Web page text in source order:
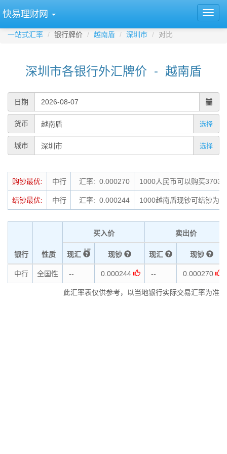
快易理财网
一站式汇率 银行牌价 越南盾 深圳市 对比
深圳市各银行外汇牌价 - 越南盾
日期
货币 选择
城市 选择
购钞最优: 中行 汇率: 0.000270 1000人民币可以购买
结钞最优: 中行 汇率: 0.000244 1000越南盾现钞可结钞为
银行 性质
买入价 卖出价
现汇 现钞 现汇 现钞
中行 全国性 -- 0.000244 -- 0.000270
此汇率表仅供参考，以当地银行实际交易汇率为准